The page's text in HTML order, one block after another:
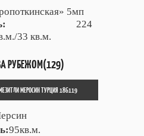
5мп
224
33 кв.м.
РУБЕЖОМ(129)
МЕРОСИН ТУРЦИЯ 186119
95кв.м.